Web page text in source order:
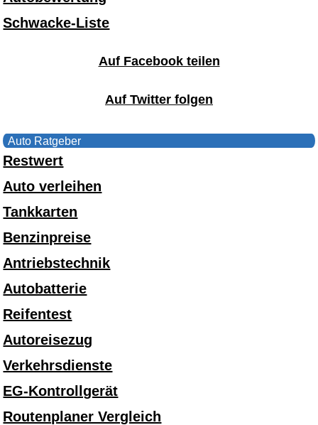
Schwacke-Liste
Auf Facebook teilen
Auf Twitter folgen
Auto Ratgeber
Restwert
Auto verleihen
Tankkarten
Benzinpreise
Antriebstechnik
Autobatterie
Reifentest
Autoreisezug
Verkehrsdienste
EG-Kontrollgerät
Routenplaner Vergleich